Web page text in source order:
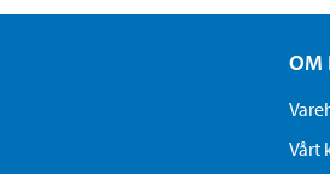
OM
Vårt